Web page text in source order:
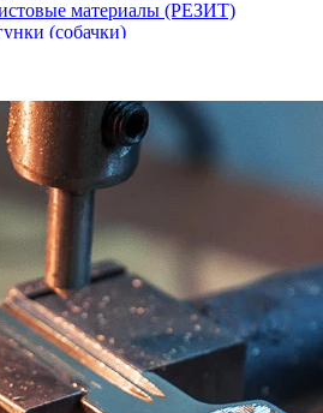
материалы (РЕЗИТ)
(собачки)
для обуви